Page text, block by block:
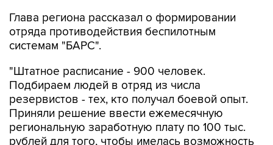
Глава региона рассказал о формировании
отряда противодействия беспилотным
системам "БАРС".
"Штатное расписание - 900 человек.
Подбираем людей в отряд из числа
резервистов - тех, кто получал боевой опыт.
Приняли решение ввести ежемесячную
региональную заработную плату по 100 тыс.
рублей для того, чтобы имелась возможность